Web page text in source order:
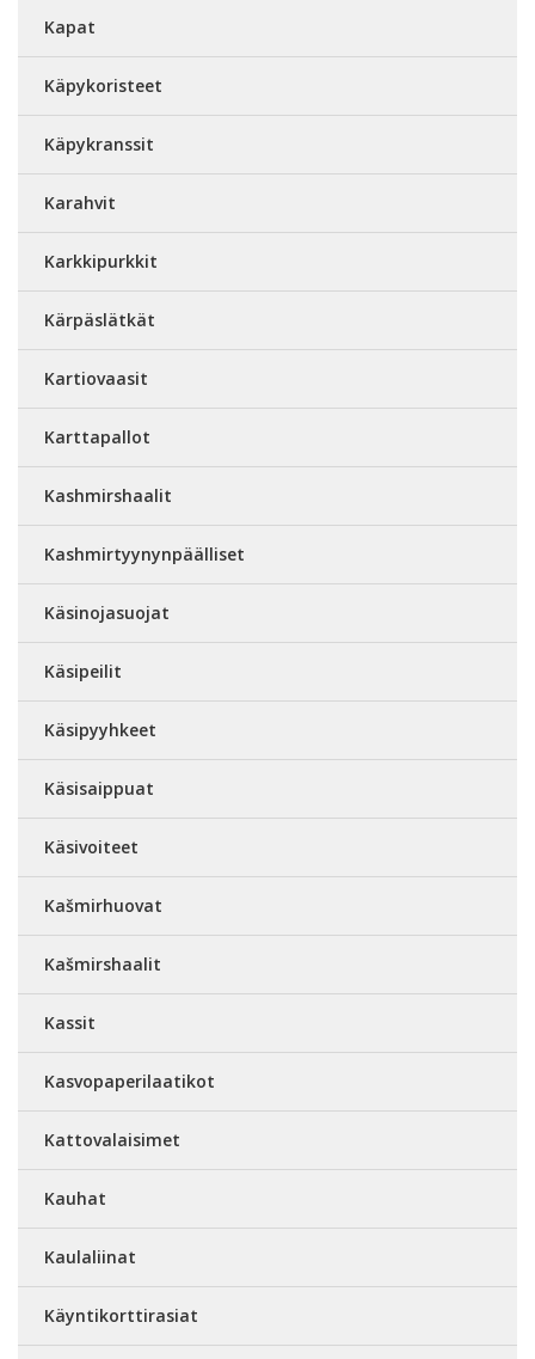
Kapat
Käpykoristeet
Käpykranssit
Karahvit
Karkkipurkkit
Kärpäslätkät
Kartiovaasit
Karttapallot
Kashmirshaalit
Kashmirtyynynpäälliset
Käsinojasuojat
Käsipeilit
Käsipyyhkeet
Käsisaippuat
Käsivoiteet
Kašmirhuovat
Kašmirshaalit
Kassit
Kasvopaperilaatikot
Kattovalaisimet
Kauhat
Kaulaliinat
Käyntikorttirasiat